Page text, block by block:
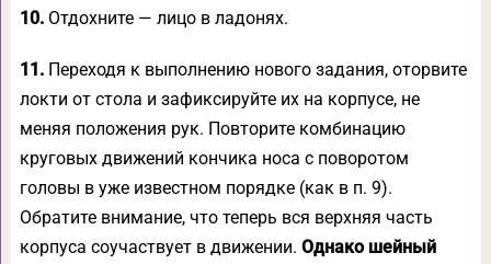
10.Отдохните — лицо в ладонях.
11. Переходя к выполнению нового задания, оторвите
локти от стола и зафиксируйте их на корпусе, не
меняя положения рук. Повторите комбинацию
круговых движений кончика носа с поворотом
головы в уже известном порядке (как в п. 9).
Обратите внимание, что теперь вся верхняя часть
корпуса соучаствует в движении. Однако шейный